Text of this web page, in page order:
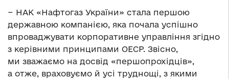
− НАК «Нафтогаз України» стала першою
державною компанією, яка почала успішно
впроваджувати корпоративне управління згідно
з керівними принципами ОЕСР. Звісно,
ми зважаємо на досвід «першопрохідців»,
а отже, враховуємо й усі труднощі, з якими